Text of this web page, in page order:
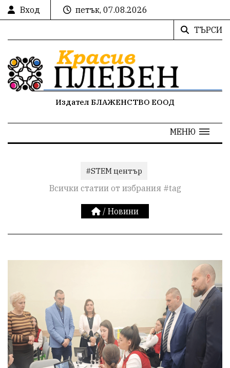
Вход
петък, 07.08.2026
ТЪРСИ
Издател БЛАЖЕНСТВО ЕООД
МЕНЮ
#STEM център
Всички статии от избрания #tag
/ Новини